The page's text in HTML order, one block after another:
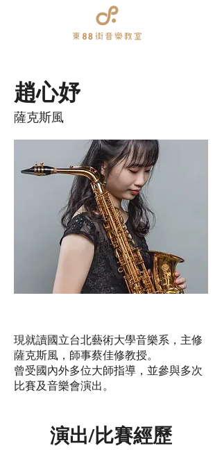
趙心妤
薩克斯風
現就讀國立台北藝術大學音樂系，主修
薩克斯風，師事蔡佳修教授。
曾受國內外多位大師指導，並參與多次
比賽及音樂會演出。
演出/比賽經歷